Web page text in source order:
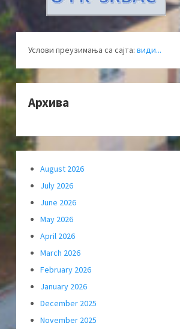
Услови преузимања са сајта: види...
Архива
August 2026
July 2026
June 2026
May 2026
April 2026
March 2026
February 2026
January 2026
December 2025
November 2025